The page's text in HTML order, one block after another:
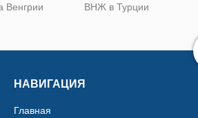
Венгрии
ВНЖ в Турции
НАВИГАЦИЯ
Главная